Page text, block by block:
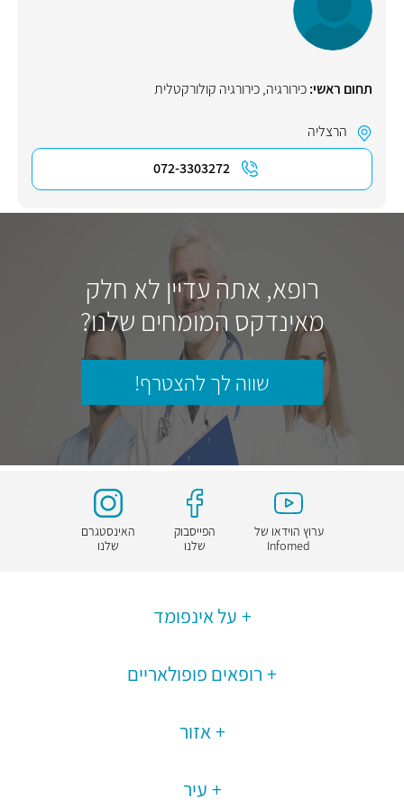
תחום ראשי:כירורגיה,כירורגיה קולורקטלית
הרצליה
072-3303272
רופא, אתה עדיין לא חלק
מאינדקס המומחים שלנו?
שווה לך להצטרף!
ערוץ הוידאו של
Infomed
הפייסבוק
שלנו
האינסטגרם
שלנו
על אינפומד
רופאים פופולאריים
אזור
עיר